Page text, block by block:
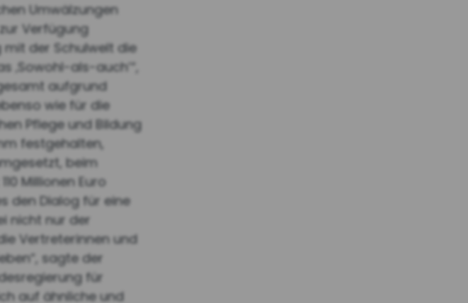
Umwälzungen
Verfügung
der Schulwelt die
als-auch’“,
aufgrund
wie für die
Pflege und Bildung
festgehalten,
beim
Millionen Euro
den Dialog für eine
nicht nur der
Vertreterinnen und
sagte der
für
auf ähnliche und